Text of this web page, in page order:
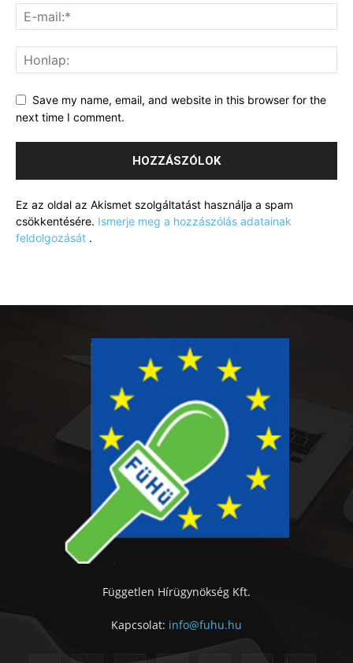
Save my name, email, and website in this browser for the
next time I comment.
Ez az oldal az Akismet szolgáltatást használja a spam
csökkentésére. Ismerje meg a hozzászólás adatainak
feldolgozását .
Független Hírügynökség Kft.
Kapcsolat: info@fuhu.hu